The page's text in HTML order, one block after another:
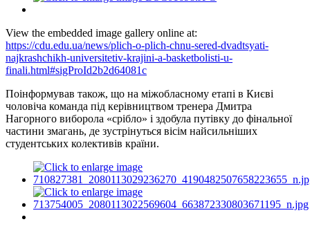
View the embedded image gallery online at:
https://cdu.edu.ua/news/plich-o-plich-chnu-sered-dvadtsyati-
najkrashchikh-universitetiv-krajini-a-basketbolisti-u-
finali.html#sigProId2b2d64081c
Поінформував також, що на міжобласному етапі в Києві
чоловіча команда під керівництвом тренера Дмитра
Нагорного виборола «срібло» і здобула путівку до фінальної
частини змагань, де зустрінуться вісім найсильніших
студентських колективів країни.